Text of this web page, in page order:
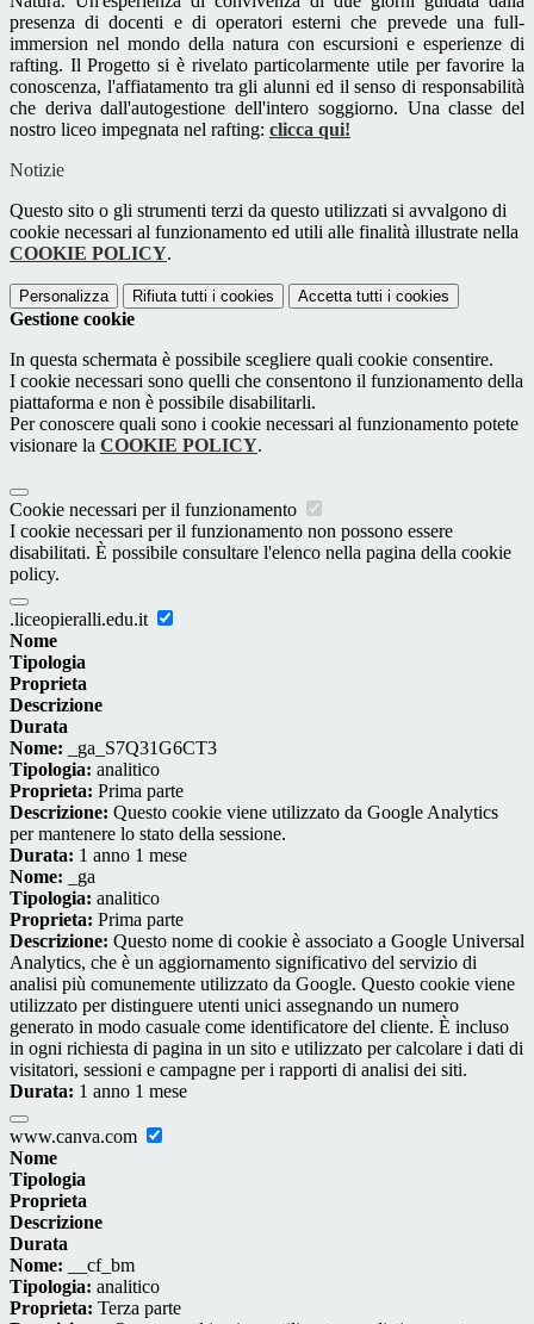
presenza di docenti e di operatori esterni che prevede una full-
immersion nel mondo della natura con escursioni e esperienze di
rafting. Il Progetto si è rivelato particolarmente utile per favorire la
conoscenza, l'affiatamento tra gli alunni ed il senso di responsabilità
che deriva dall'autogestione dell'intero soggiorno. Una classe del
nostro liceo impegnata nel rafting: clicca qui!
Notizie
Questo sito o gli strumenti terzi da questo utilizzati si avvalgono di
cookie necessari al funzionamento ed utili alle finalità illustrate nella
COOKIE POLICY.
Personalizza Rifiuta tutti i cookies Accetta tutti i cookies
Gestione cookie
In questa schermata è possibile scegliere quali cookie consentire.
I cookie necessari sono quelli che consentono il funzionamento della
piattaforma e non è possibile disabilitarli.
Per conoscere quali sono i cookie necessari al funzionamento potete
visionare la COOKIE POLICY.
Cookie necessari per il funzionamento
I cookie necessari per il funzionamento non possono essere
disabilitati. È possibile consultare l'elenco nella pagina della cookie
policy.
.liceopieralli.edu.it
Nome
Tipologia
Proprieta
Descrizione
Durata
Nome: _ga_S7Q31G6CT3
Tipologia: analitico
Proprieta: Prima parte
Descrizione: Questo cookie viene utilizzato da Google Analytics
per mantenere lo stato della sessione.
Durata: 1 anno 1 mese
Nome: _ga
Tipologia: analitico
Proprieta: Prima parte
Descrizione: Questo nome di cookie è associato a Google Universal
Analytics, che è un aggiornamento significativo del servizio di
analisi più comunemente utilizzato da Google. Questo cookie viene
utilizzato per distinguere utenti unici assegnando un numero
generato in modo casuale come identificatore del cliente. È incluso
in ogni richiesta di pagina in un sito e utilizzato per calcolare i dati di
visitatori, sessioni e campagne per i rapporti di analisi dei siti.
Durata: 1 anno 1 mese
www.canva.com
Nome
Tipologia
Proprieta
Descrizione
Durata
Nome: __cf_bm
Tipologia: analitico
Proprieta: Terza parte